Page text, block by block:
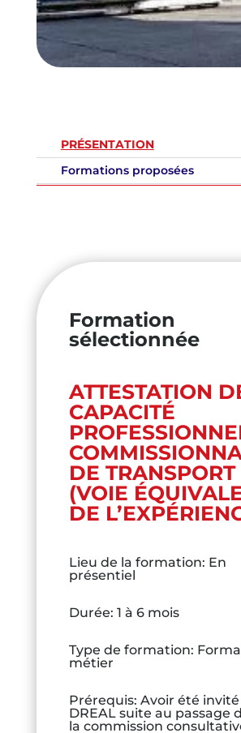
PRÉSENTATION
Formations proposées
Formation
sélectionnée
ATTESTATION
CAPACITÉ
DE TRANSPORT
(VOIE
DE
Lieu de la formation: En
présentiel
Durée: 1 à 6 mois
Type de formation:
métier
Prérequis: Avoir été
DREAL suite au passage
la commission